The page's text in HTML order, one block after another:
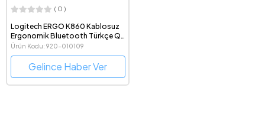
( 0 )
Logitech ERGO K860 Kablosuz
Ergonomik Bluetooth Türkçe Q
Klavye
Ürün Kodu: 920-010109
Gelince Haber Ver